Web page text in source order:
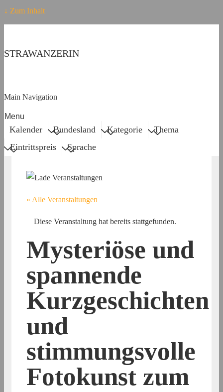
↓ Zum Inhalt
STRAWANZERIN
Main Navigation
Menu
Kalender Bundesland Kategorie
Thema
Eintrittspreis
Sprache
« Alle Veranstaltungen
Diese Veranstaltung hat bereits stattgefunden.
Mysteriöse und
spannende
Kurzgeschichten
und
stimmungsvolle
Fotokunst zum